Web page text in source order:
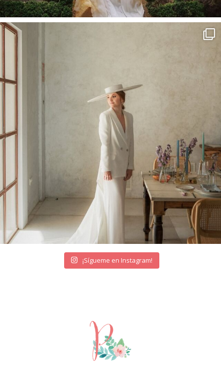
¡Sígueme en Instagram!